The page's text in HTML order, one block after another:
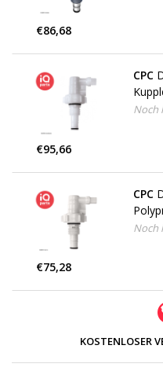
€86,68
CPC
Noch
€95,66
CPC
Noch
€75,28
KOSTENLOSER